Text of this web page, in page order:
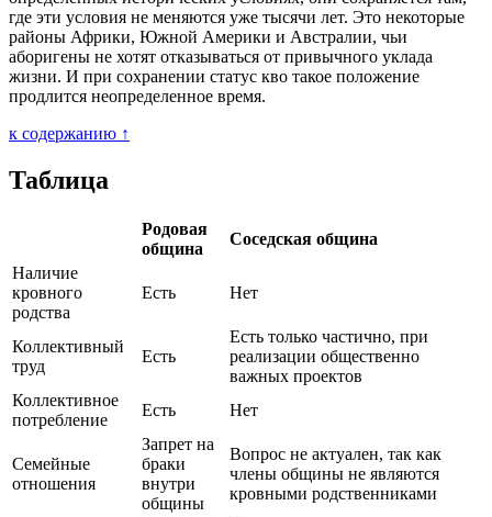
где эти условия не меняются уже тысячи лет. Это некоторые
районы Африки, Южной Америки и Австралии, чьи
аборигены не хотят отказываться от привычного уклада
жизни. И при сохранении статус кво такое положение
продлится неопределенное время.
к содержанию ↑
Таблица
Родовая
община
Соседская община
Наличие
кровного
родства
Есть Нет
Коллективный
труд
Есть
Есть только частично, при
реализации общественно
важных проектов
Коллективное
потребление
Есть Нет
Семейные
отношения
Запрет на
браки
внутри
общины
Вопрос не актуален, так как
члены общины не являются
кровными родственниками